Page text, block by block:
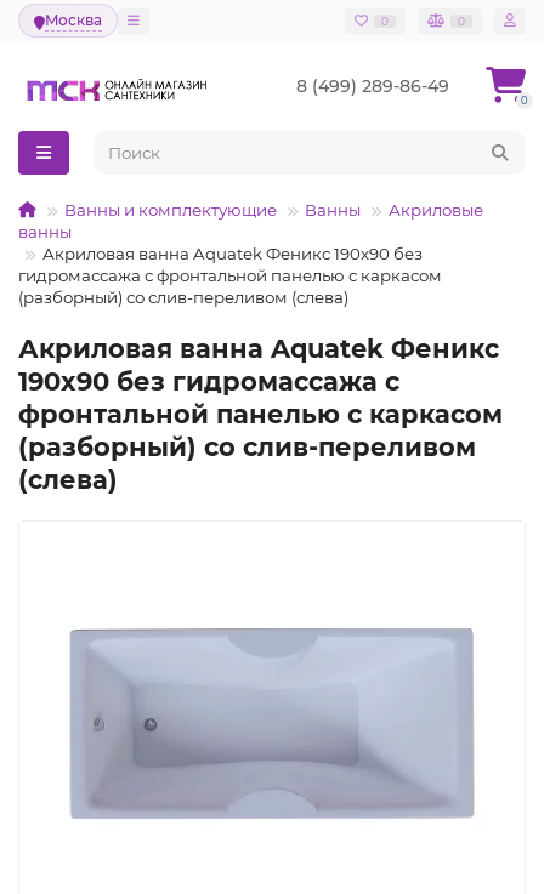
Москва 0 0
8 (499) 289-86-49
0
Ванны и комплектующие Ванны
Акриловые
ванны
Акриловая ванна Aquatek Феникс 190x90 без
гидромассажа с фронтальной панелью с каркасом
(разборный) со слив-переливом (слева)
Акриловая ванна Aquatek Феникс
190x90 без гидромассажа с
фронтальной панелью с каркасом
(разборный) со слив-переливом
(слева)